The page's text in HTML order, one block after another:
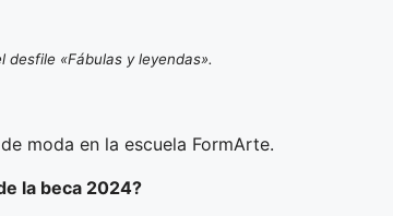
«Fábulas y leyendas».
moda en la escuela FormArte.
la beca 2024?